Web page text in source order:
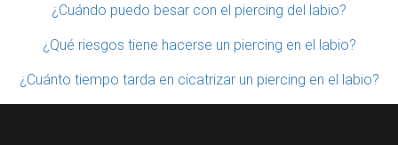
¿Cuándo puedo besar con el piercing del labio?
¿Qué riesgos tiene hacerse un piercing en el labio?
¿Cuánto tiempo tarda en cicatrizar un piercing en el labio?